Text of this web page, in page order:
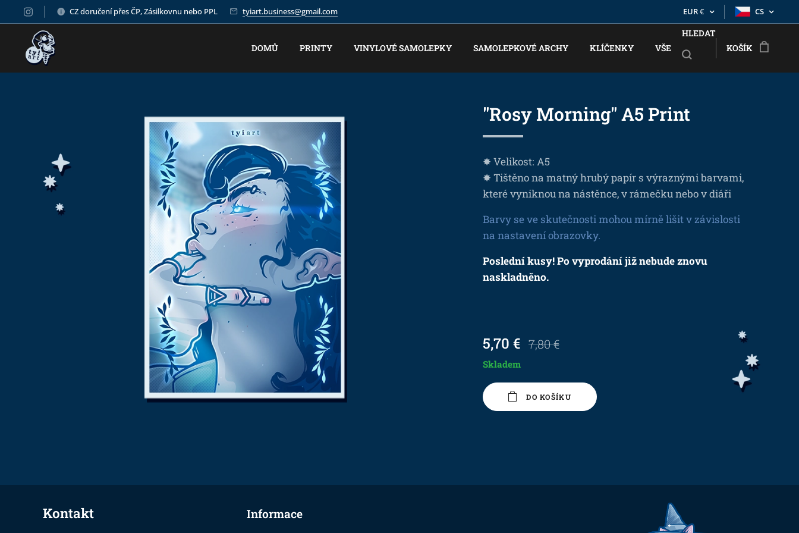
CZ doručení přes ČP, Zásilkovnu nebo PPL tyiart.business@gmail.com EUR€ CS
DOMŮ PRINTY VINYLOVÉ SAMOLEPKY SAMOLEPKOVÉ ARCHY KLÍČENKY VŠE
HLEDAT
KOŠÍK
"Rosy Morning" A5 Print
✸ Velikost: A5
✸ Tištěno na matný hrubý papír s výraznými barvami,
které vyniknou na nástěnce, v rámečku nebo v diáři
Barvy se ve skutečnosti mohou mírně lišit v závislosti
na nastavení obrazovky.
Poslední kusy! Po vyprodání již nebude znovu
naskladněno.
5,70 € 7,80€
Skladem
DO KOŠÍKU
Kontakt Informace